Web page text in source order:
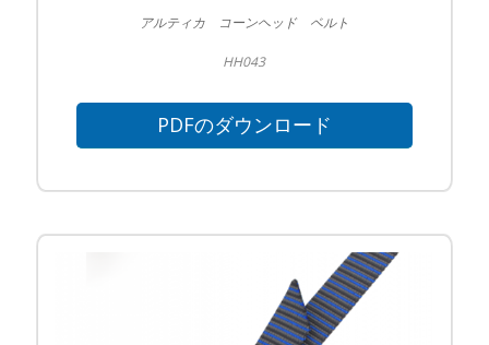
アルティカ コーンヘッド ベルト
HH043
PDFのダウンロード